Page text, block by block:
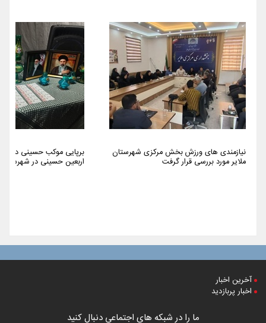
نیازمندی های ورزش بخش مرکزی شهرستان
ملایر مورد بررسی قرار گرفت
برپایی موکب حسینی در
اربعین حسینی در شهرستان
آخرین اخبار
اخبار پربازدید
ما را در شبکه های اجتماعی دنبال کنید